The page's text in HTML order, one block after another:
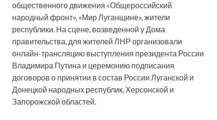
общественного движения «Общероссийский
народный фронт», «Мир Луганщине», жители
республики. На сцене, возведенной у Дома
правительства, для жителей ЛНР организовали
онлайн-трансляцию выступления президента России
Владимира Путина и церемонию подписания
договоров о принятии в состав России Луганской и
Донецкой народных республик, Херсонской и
Запорожской областей.